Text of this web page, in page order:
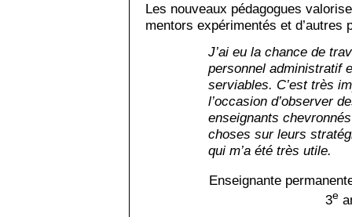
Les nouveaux pédagogues
mentors expérimentés et d’autres
J’ai eu la chance de
personnel administratif
serviables. C’est très
l’occasion d’observer
enseignants
choses sur leurs
qui m’a été très utile.
Enseignante
3e